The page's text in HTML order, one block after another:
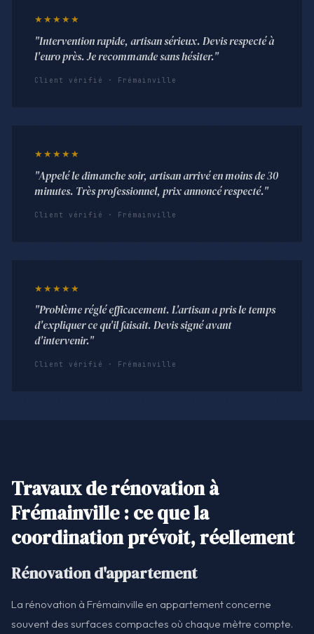
★★★★★
"Intervention rapide, artisan sérieux. Devis respecté à
l'euro près. Je recommande sans hésiter."
Client vérifié · Frémainville
★★★★★
"Appelé le dimanche soir, artisan arrivé en moins de 30
minutes. Très professionnel, prix annoncé respecté."
Client vérifié · Frémainville
★★★★★
"Problème réglé efficacement. L'artisan a pris le temps
d'expliquer ce qu'il faisait. Devis signé avant
d'intervenir."
Client vérifié · Frémainville
Travaux de rénovation à
Frémainville : ce que la
coordination prévoit, réellement
Rénovation d'appartement
La rénovation à Frémainville en appartement concerne
souvent des surfaces compactes où chaque mètre compte.